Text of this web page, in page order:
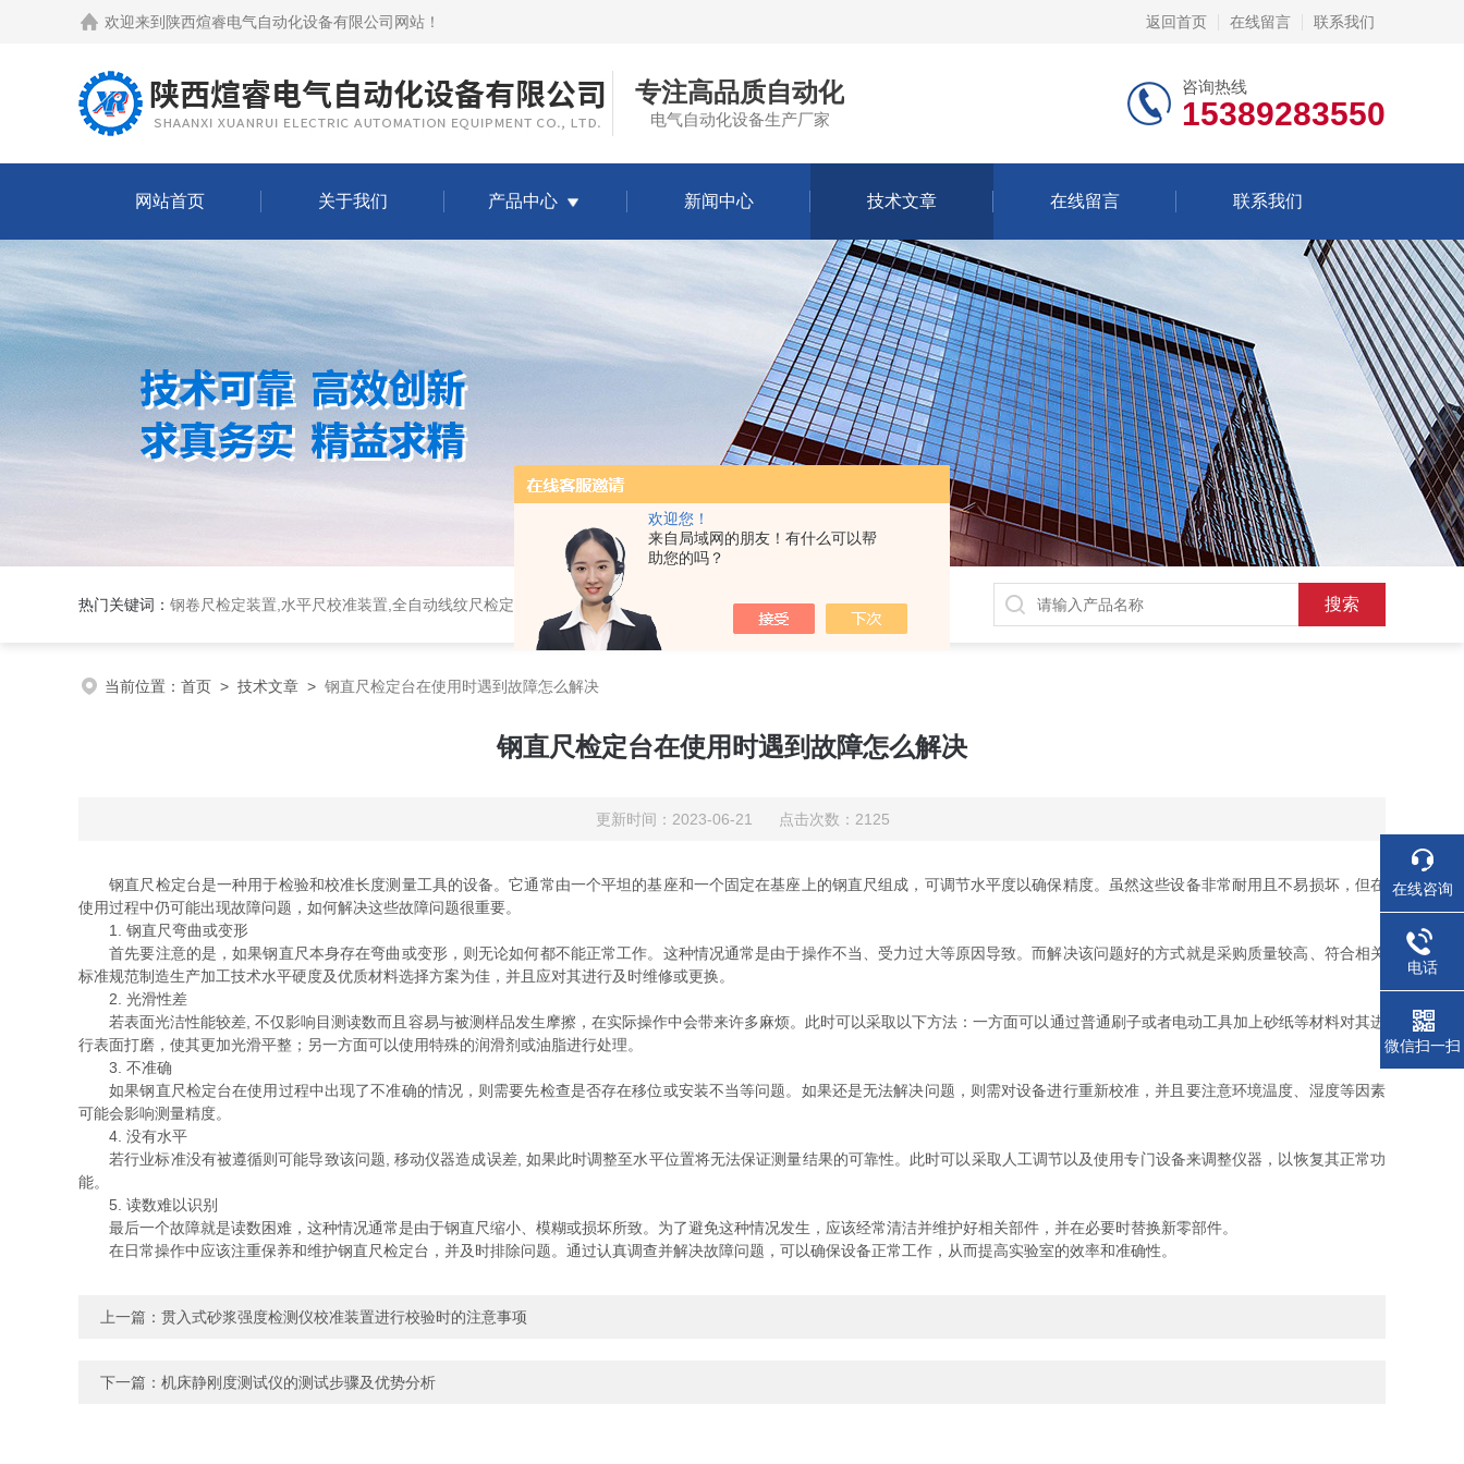
欢迎您！
来自局域网的朋友！有什么可以帮
助您的吗？
欢迎来到 陕西煊睿电气自动化设备有限公司网站 ！ 返回首页 在线留言 联系我们
专注高品质自动化
电气自动化设备生产厂家
咨询热线
15389283550
网站首页 关于我们 产品中心 新闻中心 技术文章 在线留言 联系我们
热门关键词： 钢卷尺检定装置,水平尺校准装置,全自动线纹尺检定仪,光谱铣样机,压电式三向车削测力仪,压电式三向切削力测试系统
当前位置： 首页 > 技术文章 > 钢直尺检定台在使用时遇到故障怎么解决
钢直尺检定台在使用时遇到故障怎么解决
更新时间：2023-06-21 点击次数：2125
钢直尺检定台是一种用于检验和校准长度测量工具的设备。它通常由一个平坦的基座和一个固定在基座上的钢直尺组成，可调节水平度以确保精度。虽然这些设备非常耐用且不易损坏，但在
使用过程中仍可能出现故障问题，如何解决这些故障问题很重要。
1. 钢直尺弯曲或变形
首先要注意的是，如果钢直尺本身存在弯曲或变形，则无论如何都不能正常工作。这种情况通常是由于操作不当、受力过大等原因导致。而解决该问题好的方式就是采购质量较高、符合相关
标准规范制造生产加工技术水平硬度及优质材料选择方案为佳，并且应对其进行及时维修或更换。
2. 光滑性差
若表面光洁性能较差, 不仅影响目测读数而且容易与被测样品发生摩擦，在实际操作中会带来许多麻烦。此时可以采取以下方法：一方面可以通过普通刷子或者电动工具加上砂纸等材料对其进
行表面打磨，使其更加光滑平整；另一方面可以使用特殊的润滑剂或油脂进行处理。
3. 不准确
如果钢直尺检定台在使用过程中出现了不准确的情况，则需要先检查是否存在移位或安装不当等问题。如果还是无法解决问题，则需对设备进行重新校准，并且要注意环境温度、湿度等因素
可能会影响测量精度。
4. 没有水平
若行业标准没有被遵循则可能导致该问题, 移动仪器造成误差, 如果此时调整至水平位置将无法保证测量结果的可靠性。此时可以采取人工调节以及使用专门设备来调整仪器，以恢复其正常功
能。
5. 读数难以识别
最后一个故障就是读数困难，这种情况通常是由于钢直尺缩小、模糊或损坏所致。为了避免这种情况发生，应该经常清洁并维护好相关部件，并在必要时替换新零部件。
在日常操作中应该注重保养和维护钢直尺检定台，并及时排除问题。通过认真调查并解决故障问题，可以确保设备正常工作，从而提高实验室的效率和准确性。
上一篇： 贯入式砂浆强度检测仪校准装置进行校验时的注意事项
下一篇： 机床静刚度测试仪的测试步骤及优势分析
在线咨询
电话
微信扫一扫